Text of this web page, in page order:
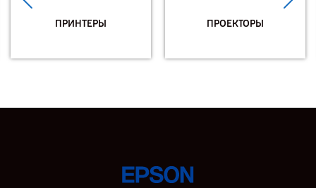
ПРИНТЕРЫ ПРОЕКТОРЫ